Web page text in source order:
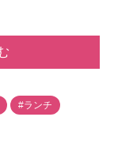
#ランチ